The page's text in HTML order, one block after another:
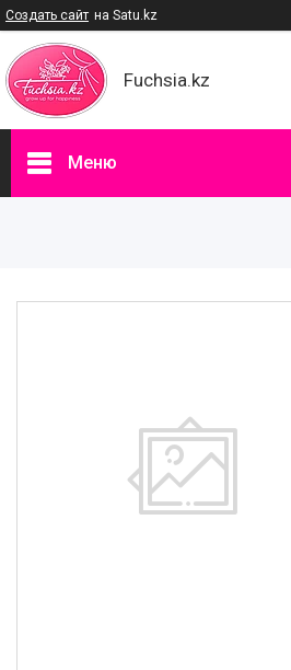
Создать сайт на Satu.kz
Fuchsia.kz
Меню